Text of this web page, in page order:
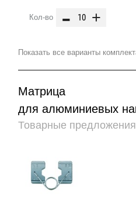
Кол-во - +
Показать все варианты
Матрица
для алюминиевых
Товарные предложения